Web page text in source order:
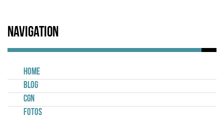
Navigation
Home
Blog
CGN
Fotos